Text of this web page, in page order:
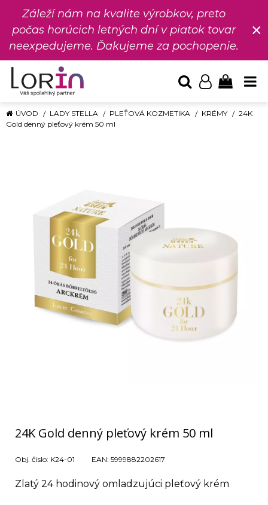
Záleží nám na kvalite výrobkov, preto
počas horúcich letných dní v piatok tovar
neexpedujeme. Ďakujeme za pochopenie.
×
ÚVOD LADY STELLA PLEŤOVÁ KOZMETIKA KRÉMY
24K
Gold denný pleťový krém 50 ml
24K Gold denný pleťový krém 50 ml
Obj. čislo: K24-01 EAN: 5999882202617
Zlatý 24 hodinový omladzujúci pleťový krém